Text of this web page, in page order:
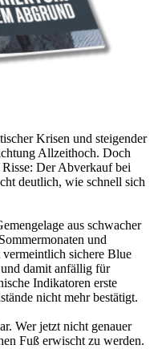
Krisen und steigender
Allzeithoch. Doch
Der Abverkauf bei
deutlich, wie schnell sich
aus schwacher
und
sichere Blue
damit anfällig für
Indikatoren erste
nicht mehr bestätigt.
Wer jetzt nicht genauer
Fuß erwischt zu werden.